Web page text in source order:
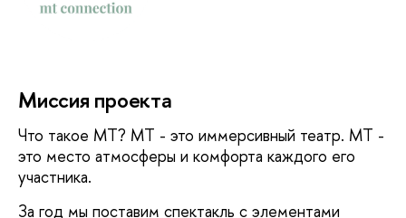
Миссия проекта
Что такое МТ? МТ - это иммерсивный театр. МТ -
это место атмосферы и комфорта каждого его
участника.
За год мы поставим спектакль с элементами